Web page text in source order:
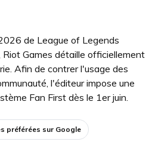
AUX
de League of Legends
Games détaille officiellement
Afin de contrer l'usage des
l'éditeur impose une
Fan First dès le 1er juin.
préférées sur Google